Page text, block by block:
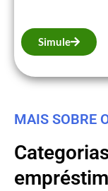
Simule
MAIS SOBRE